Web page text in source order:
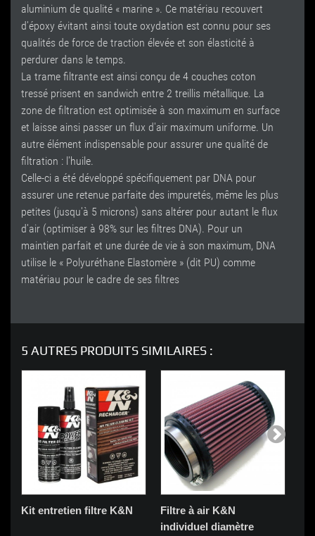
aluminium de qualité « marine ». Ce matériau recouvert
d'époxy évitant ainsi toute oxydation est connu pour ses
qualités de force de traction élevée et son élasticité à
perdurer dans le temps.
La trame filtrante est ainsi conçu de 4 couches coton
tressé prisent en sandwich entre 2 treillis métallique. La
zone de filtration est optimisée à son maximum en surface
et laisse ainsi passer un flux d'air maximum uniforme. Un
autre élément indispensable pour assurer une qualité de
filtration : l'huile.
Celle-ci a été développé spécifiquement par DNA pour
assurer une retenue parfaite des impuretés, même les plus
petites (jusqu'à 5 microns) sans altérer pour autant le flux
d'air (optimiser à 98% sur les filtres DNA). Pour un
maintien parfait et une durée de vie à son maximum, DNA
utilise le « Polyuréthane Elastomère » (dit PU) comme
matériau pour le cadre de ses filtres
5 AUTRES PRODUITS SIMILAIRES :
Kit entretien filtre K&N
Filtre à air K&N
individuel diamètre